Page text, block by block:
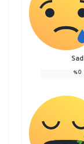
Sad
0
%